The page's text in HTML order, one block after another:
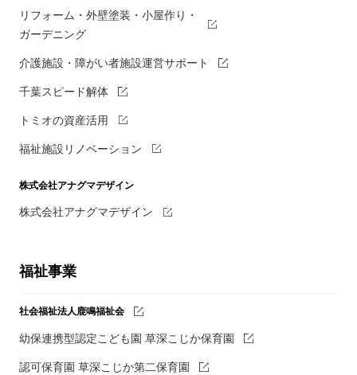
リフォーム・外壁塗装・小屋作り・
ガーデニング
介護施設・障がい者施設運営サポート
千葉スピード解体
トミオの資産活用
福祉施設リノベーション
株式会社アナグマデザイン
株式会社アナグマデザイン
福祉事業
社会福祉法人鹿鳴福祉会
幼保連携型認定こども園 草深こじか保育園
認可保育園 草深こじか第二保育園